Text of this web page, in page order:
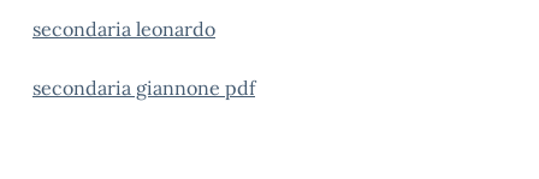
secondaria leonardo
secondaria giannone pdf